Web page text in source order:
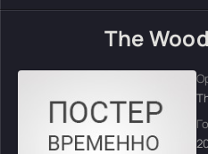
The